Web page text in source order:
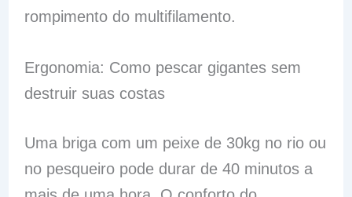
rompimento do multifilamento.
Ergonomia: Como pescar gigantes sem
destruir suas costas
Uma briga com um peixe de 30kg no rio ou
no pesqueiro pode durar de 40 minutos a